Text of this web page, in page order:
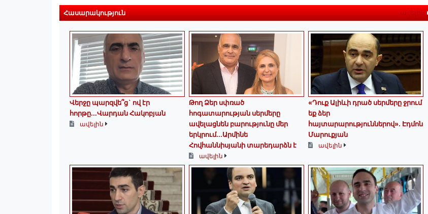
Հասարակություն ավելին
Վերջը պարզվե՞ց` ով էր
հորթը...Վարդան Հակոբյան
ավելին
Թող Ձեր սփռած
հոգատարության սերմերը
ավելացնեն բարությունը մեր
երկրում․․․Արմինե
Հովհաննիսյանի տարեդարձն է
ավելին
«Դուք Ալիևի դրած սերմերը ջրում
եք ձեր
հայտարարություններով»․ Էդմոն
Մարուքյան
ավելին